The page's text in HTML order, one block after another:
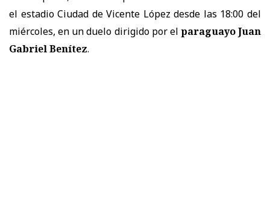
el estadio Ciudad de Vicente López desde las 18:00 del
miércoles, en un duelo dirigido por el paraguayo Juan
Gabriel Benítez.